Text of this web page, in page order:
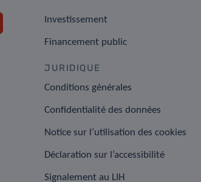
Investissement
Financement public
JURIDIQUE
Conditions générales
Confidentialité des données
Notice sur l’utilisation des cookies
Déclaration sur l’accessibilité
Signalement au LIH